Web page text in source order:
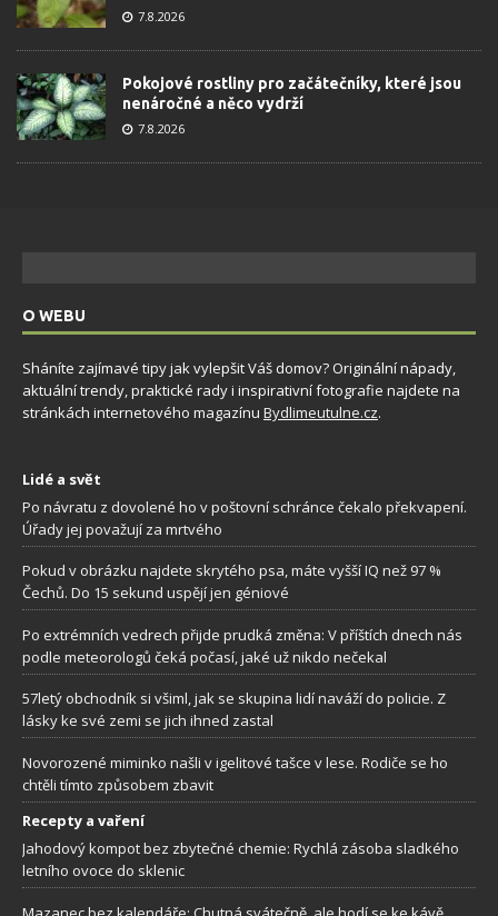
7.8.2026
Pokojové rostliny pro začátečníky, které jsou
nenáročné a něco vydrží
7.8.2026
O WEBU
Sháníte zajímavé tipy jak vylepšit Váš domov? Originální nápady,
aktuální trendy, praktické rady i inspirativní fotografie najdete na
stránkách internetového magazínu Bydlimeutulne.cz.
Lidé a svět
Po návratu z dovolené ho v poštovní schránce čekalo překvapení.
Úřady jej považují za mrtvého
Pokud v obrázku najdete skrytého psa, máte vyšší IQ než 97 %
Čechů. Do 15 sekund uspějí jen géniové
Po extrémních vedrech přijde prudká změna: V příštích dnech nás
podle meteorologů čeká počasí, jaké už nikdo nečekal
57letý obchodník si všiml, jak se skupina lidí naváží do policie. Z
lásky ke své zemi se jich ihned zastal
Novorozené miminko našli v igelitové tašce v lese. Rodiče se ho
chtěli tímto způsobem zbavit
Recepty a vaření
Jahodový kompot bez zbytečné chemie: Rychlá zásoba sladkého
letního ovoce do sklenic